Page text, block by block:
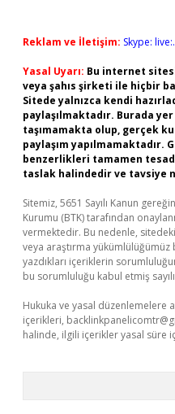
Reklam ve İletişim: Skype:
Yasal Uyarı: Bu internet
veya şahıs şirketi ile hiçbir
Sitede yalnızca kendi
paylaşılmaktadır. Burada
taşımamakta olup, gerçek
paylaşım yapılmamaktadır.
benzerlikleri tamamen
taslak halindedir ve tavsiye
Sitemiz, 5651 Sayılı Kanun
Kurumu (BTK) tarafından
vermektedir. Bu nedenle,
veya araştırma
yazdıkları içeriklerin
bu sorumluluğu kabul etmiş
Hukuka ve yasal düzenlemelere
içerikleri,
halinde, ilgili içerikler yasal süre